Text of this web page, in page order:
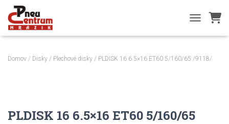
TOGGLE
Domov / Disky / Plechové disky / PLDISK 16 6.5×16 ET60 5/160/65 /9118/
PLDISK 16 6.5×16 ET60 5/160/65